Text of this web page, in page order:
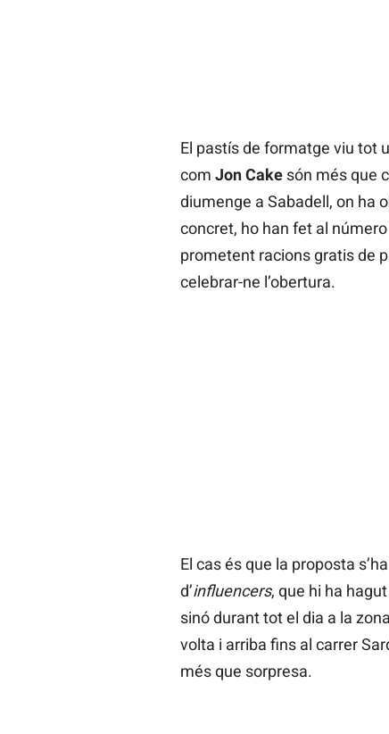
El pastís de formatge viu tot
com Jon Cakesón més que
diumenge a Sabadell, on ha
concret, ho han fet al número
prometent racions gratis de
celebrar-ne l’obertura.
El cas és que la proposta
d’influencers, que hi ha
sinó durant tot el dia a la
volta i arriba fins al carrer
més que sorpresa.